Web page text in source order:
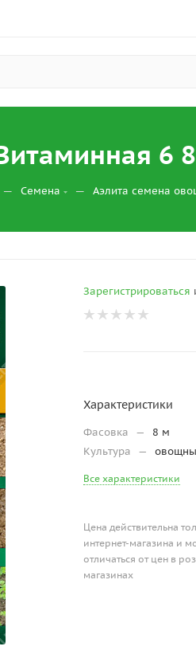
6
— Семена — Аэлита семена
Зарегистрироваться
Характеристики
Фасовка —
8 м
Культура
—
Все характеристики
Цена действительна
интернет-магазина и
отличаться от цен в
магазинах